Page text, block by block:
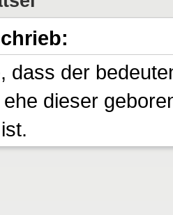
dass der
dieser